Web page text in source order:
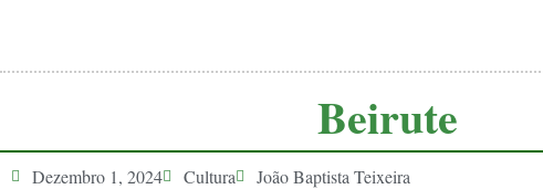
Beirute
Dezembro 1, 2024 Cultura João Baptista Teixeira